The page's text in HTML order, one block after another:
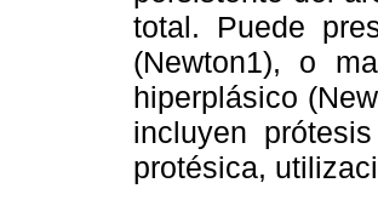
total. Puede
(Newton1), o
hiperplásico
incluyen
protésica,